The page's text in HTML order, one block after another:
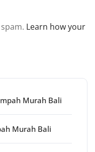
Learn how your
Murah Bali
Murah Bali